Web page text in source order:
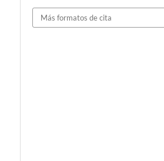
Más formatos de cita